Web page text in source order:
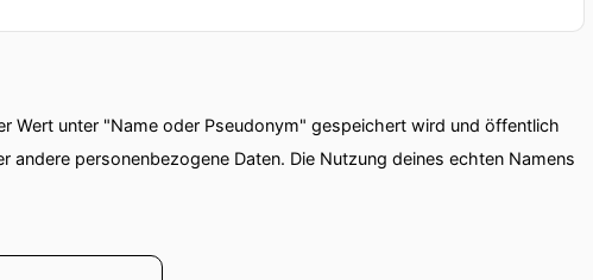
Wert unter "Name oder Pseudonym" gespeichert wird und öffentlich
personenbezogene Daten. Die Nutzung deines echten Namens